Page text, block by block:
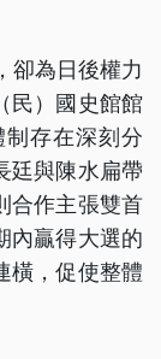
卻為日後權力
民）國史館館
存在深刻分
廷與陳水扁帶
合作主張雙首
內贏得大選的
橫，促使整體